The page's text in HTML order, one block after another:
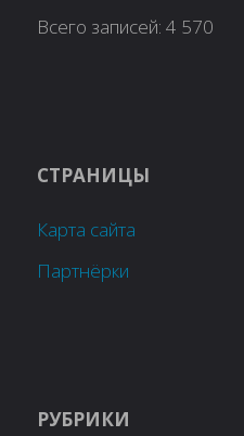
Всего записей:4 570
СТРАНИЦЫ
Карта сайта
Партнёрки
РУБРИКИ